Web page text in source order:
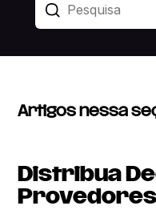
Artigos nessa
Distribua
Provedores